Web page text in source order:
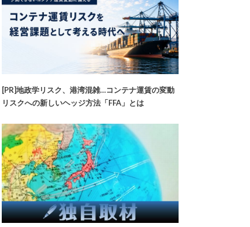
[PR]地政学リスク、港湾混雑…コンテナ運賃の変動
リスクへの新しいヘッジ方法「FFA」とは